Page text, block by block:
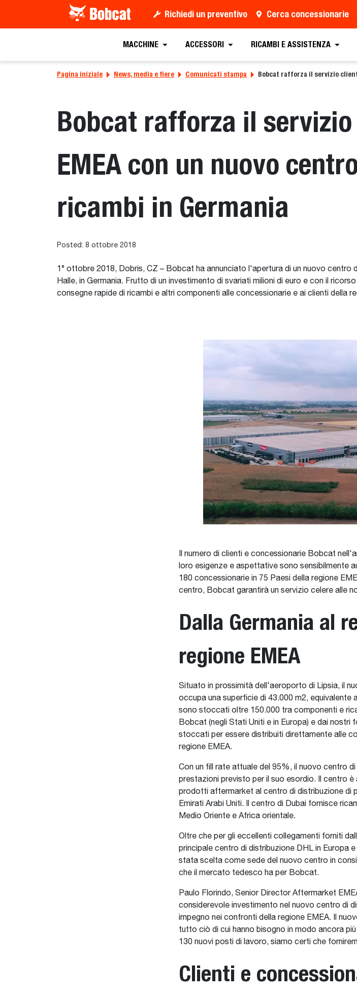
Richiedi un preventivo Cerca concessionarie
MACCHINE ACCESSORI RICAMBI E ASSISTENZA
Pagina iniziale News, media e fiere Comunicati stampa Bobcat rafforza il servizio
Bobcat rafforza il
EMEA con un nuovo
ricambi in Germania
Posted: 8 ottobre 2018
1° ottobre 2018, Dobris, CZ – Bobcat ha annunciato l'apertura di un nuovo centro
Halle, in Germania. Frutto di un investimento di svariati milioni di euro e con il
consegne rapide di ricambi e altri componenti alle concessionarie e ai clienti della
Il numero di clienti e concessionarie Bobcat
loro esigenze e aspettative sono sensibilmente
180 concessionarie in 75 Paesi della regione
centro, Bobcat garantirà un servizio celere alle
Dalla Germania al
regione EMEA
Situato in prossimità dell'aeroporto di Lipsia, il
occupa una superficie di 43.000 m2, equivalente
sono stoccati oltre 150.000 tra componenti e
Bobcat (negli Stati Uniti e in Europa) e dai
stoccati per essere distribuiti direttamente alle
regione EMEA.
Con un fill rate attuale del 95%, il nuovo centro
prestazioni previsto per il suo esordio. Il centro è
prodotti aftermarket al centro di distribuzione di
Emirati Arabi Uniti. Il centro di Dubai fornisce
Medio Oriente e Africa orientale.
Oltre che per gli eccellenti collegamenti forniti
principale centro di distribuzione DHL in Europa
stata scelta come sede del nuovo centro in
che il mercato tedesco ha per Bobcat.
Paulo Florindo, Senior Director Aftermarket
considerevole investimento nel nuovo centro di
impegno nei confronti della regione EMEA. Il
tutto ciò di cui hanno bisogno in modo ancora
130 nuovi posti di lavoro, siamo certi che
Clienti e